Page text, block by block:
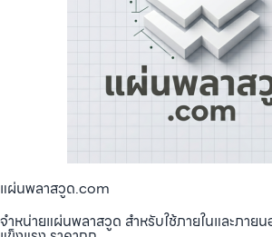
แผ่นพลาสวูด.com
จำหน่ายแผ่นพลาสวูด สำหรับใช้ภายในและภาย